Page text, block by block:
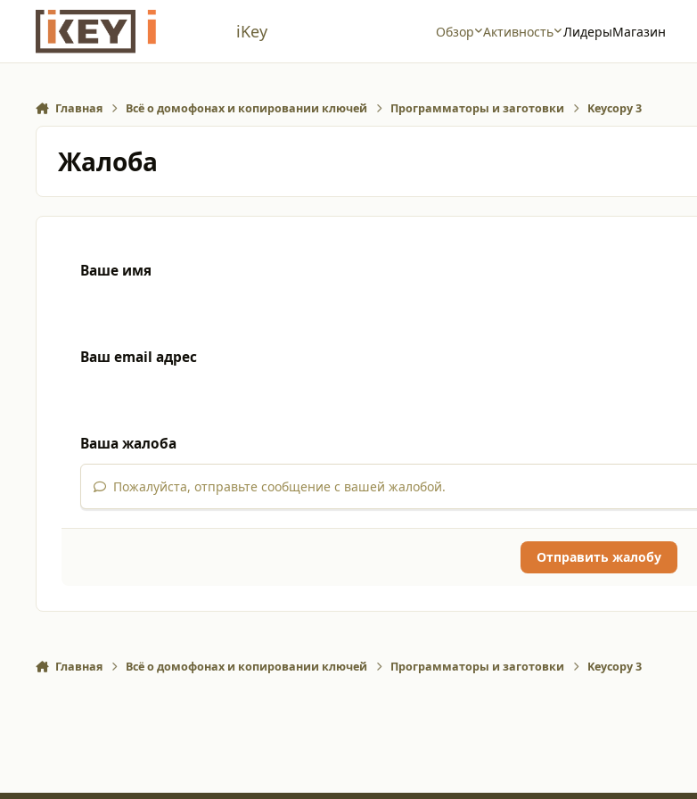
Перейти к содержанию
iKey Обзор Активность ЛидерыМагазин
Главная Всё о домофонах и копировании ключей Программаторы и заготовки Keycopy 3
Жалоба
Ваше имя
Ваш email адрес
Ваша жалоба
Пожалуйста, отправьте сообщение с вашей жалобой.
Отправить жалобу
Главная Всё о домофонах и копировании ключей Программаторы и заготовки Keycopy 3